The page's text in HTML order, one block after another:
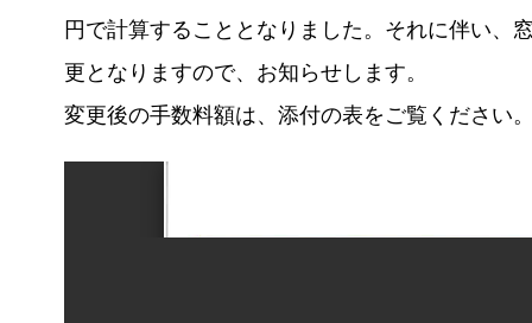
円で計算することとなりました。それに伴い、
更となりますので、お知らせします。
変更後の手数料額は、添付の表をご覧ください